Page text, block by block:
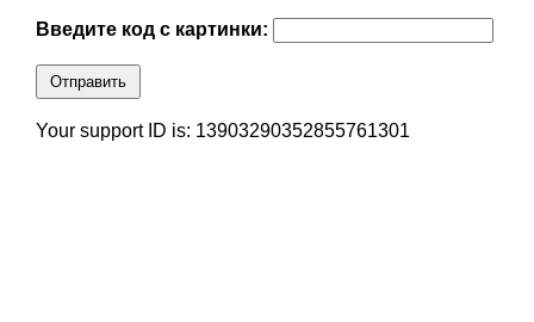
Введите код с картинки:
Отправить
Your support ID is: 13903290352855761301